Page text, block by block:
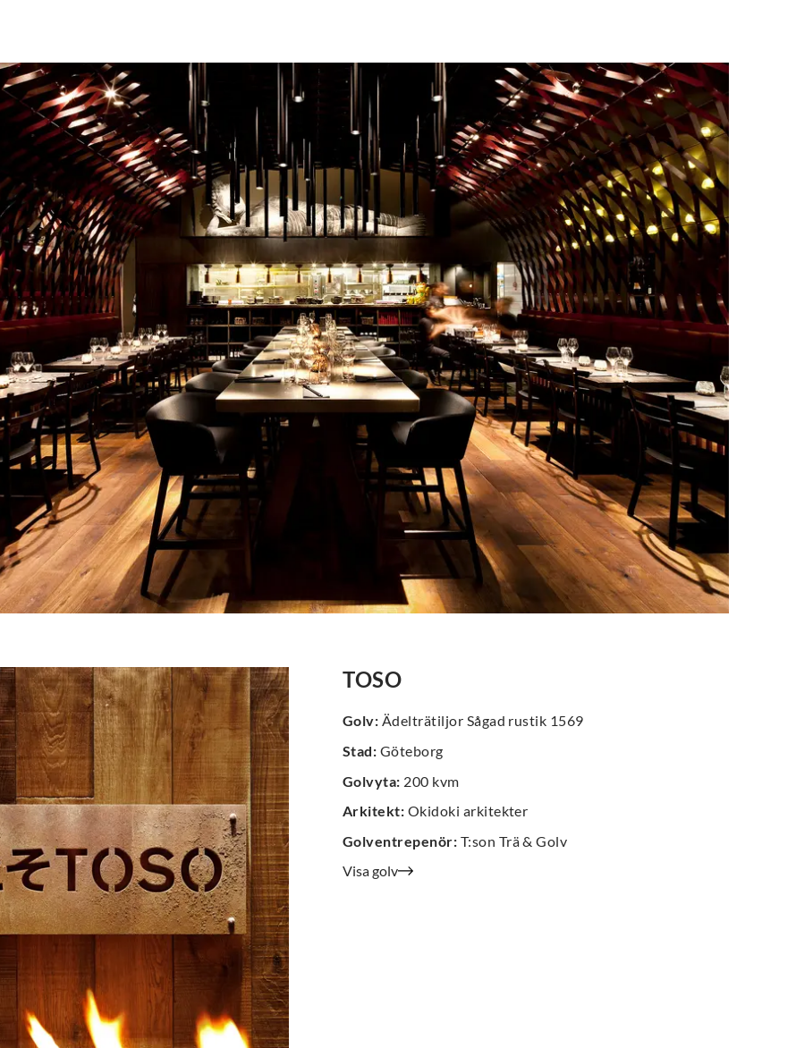
TOSO
Golv: Ädelträtiljor Sågad rustik 1569
Stad: Göteborg
Golvyta: 200 kvm
Arkitekt: Okidoki arkitekter
Golventrepenör: T:son Trä & Golv
Visa golv